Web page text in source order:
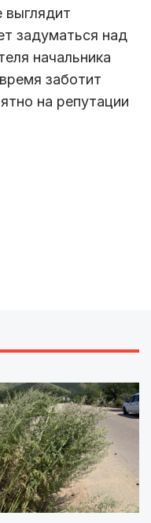
выглядит
задуматься над
начальника
заботит
на репутации